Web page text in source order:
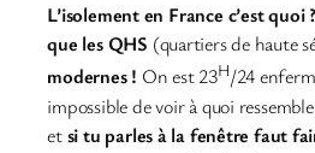
L’isolement en France c’est quoi
que les QHS (quartiers de haute
modernes ! On est 23H/24
impossible de voir à quoi
etsi tu parles à la fenêtre faut